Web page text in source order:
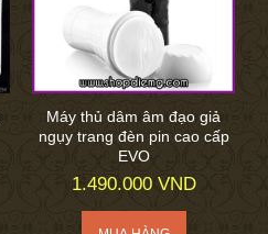
Máy thủ dâm âm đạo giả
ngụy trang đèn pin cao cấp
EVO
1.490.000 VND